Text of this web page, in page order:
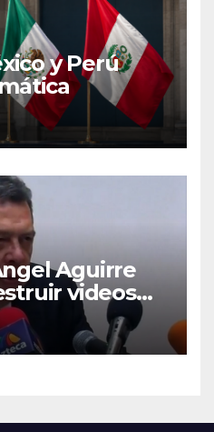
y Perú
Aguirre
videos
Ayotzinapa